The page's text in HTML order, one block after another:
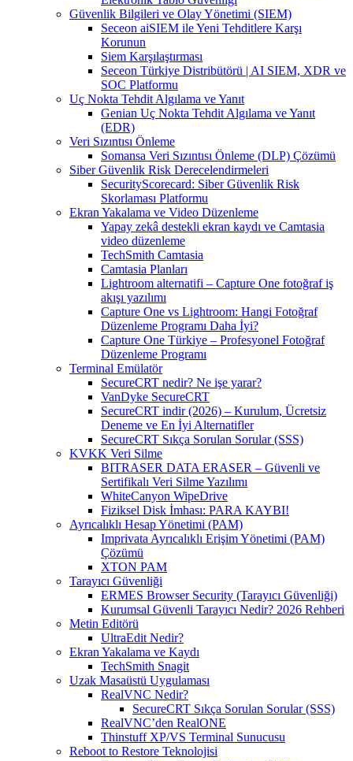
Güvenlik Bilgileri ve Olay Yönetimi (SIEM)
Seceon aiSIEM ile Yeni Tehditlere Karşı
Korunun
Siem Karşılaştırması
Seceon Türkiye Distribütörü | AI SIEM, XDR ve
SOC Platformu
Uç Nokta Tehdit Algılama ve Yanıt
Genian Uç Nokta Tehdit Algılama ve Yanıt
(EDR)
Veri Sızıntısı Önleme
Somansa Veri Sızıntısı Önleme (DLP) Çözümü
Siber Güvenlik Risk Derecelendirmeleri
SecurityScorecard: Siber Güvenlik Risk
Skorlaması Platformu
Ekran Yakalama ve Video Düzenleme
Yapay zekâ destekli ekran kaydı ve Camtasia
video düzenleme
TechSmith Camtasia
Camtasia Planları
Lightroom alternatifi – Capture One fotoğraf iş
akışı yazılımı
Capture One vs Lightroom: Hangi Fotoğraf
Düzenleme Programı Daha İyi?
Capture One Türkiye – Profesyonel Fotoğraf
Düzenleme Programı
Terminal Emülatör
SecureCRT nedir? Ne işe yarar?
VanDyke SecureCRT
SecureCRT indir (2026) – Kurulum, Ücretsiz
Deneme ve En İyi Alternatifler
SecureCRT Sıkça Sorulan Sorular (SSS)
KVKK Veri Silme
BITRASER DATA ERASER – Güvenli ve
Sertifikalı Veri Silme Yazılımı
WhiteCanyon WipeDrive
Fiziksel Disk İmhası: PARA KAYBI!
Ayrıcalıklı Hesap Yönetimi (PAM)
Imprivata Ayrıcalıklı Erişim Yönetimi (PAM)
Çözümü
XTON PAM
Tarayıcı Güvenliği
ERMES Browser Security (Tarayıcı Güvenliği)
Kurumsal Güvenli Tarayıcı Nedir? 2026 Rehberi
Metin Editörü
UltraEdit Nedir?
Ekran Yakalama ve Kaydı
TechSmith Snagit
Uzak Masaüstü Uygulaması
RealVNC Nedir?
SecureCRT Sıkça Sorulan Sorular (SSS)
RealVNC’den RealONE
Thinstuff XP/VS Terminal Sunucusu
Reboot to Restore Teknolojisi